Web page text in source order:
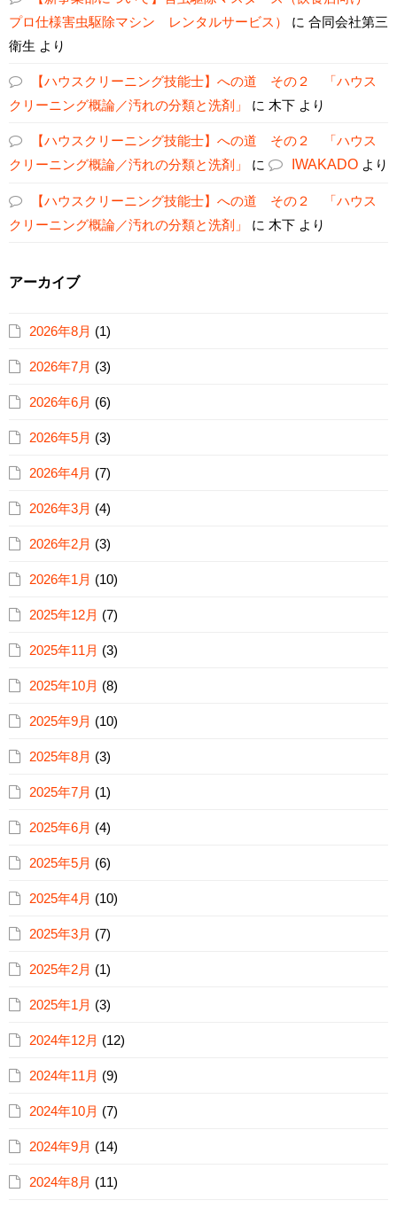
プロ仕様害虫駆除マシン レンタルサービス）
に 合同会社第三
衛生 より
【ハウスクリーニング技能士】への道 その２ 「ハウス
クリーニング概論／汚れの分類と洗剤」
に 木下 より
【ハウスクリーニング技能士】への道 その２ 「ハウス
クリーニング概論／汚れの分類と洗剤」
に IWAKADO より
【ハウスクリーニング技能士】への道 その２ 「ハウス
クリーニング概論／汚れの分類と洗剤」
に 木下 より
アーカイブ
2026年8月 (1)
2026年7月 (3)
2026年6月 (6)
2026年5月 (3)
2026年4月 (7)
2026年3月 (4)
2026年2月 (3)
2026年1月 (10)
2025年12月 (7)
2025年11月 (3)
2025年10月 (8)
2025年9月 (10)
2025年8月 (3)
2025年7月 (1)
2025年6月 (4)
2025年5月 (6)
2025年4月 (10)
2025年3月 (7)
2025年2月 (1)
2025年1月 (3)
2024年12月 (12)
2024年11月 (9)
2024年10月 (7)
2024年9月 (14)
2024年8月 (11)